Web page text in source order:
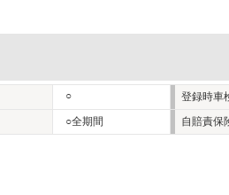
○ 登録時車
○全期間 自賠責保